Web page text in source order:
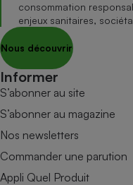
consommation
enjeux sanitaires,
Nous découvrir
Informer
S’abonner au site
S’abonner au magazine
Nos newsletters
Commander une parution
Appli Quel Produit